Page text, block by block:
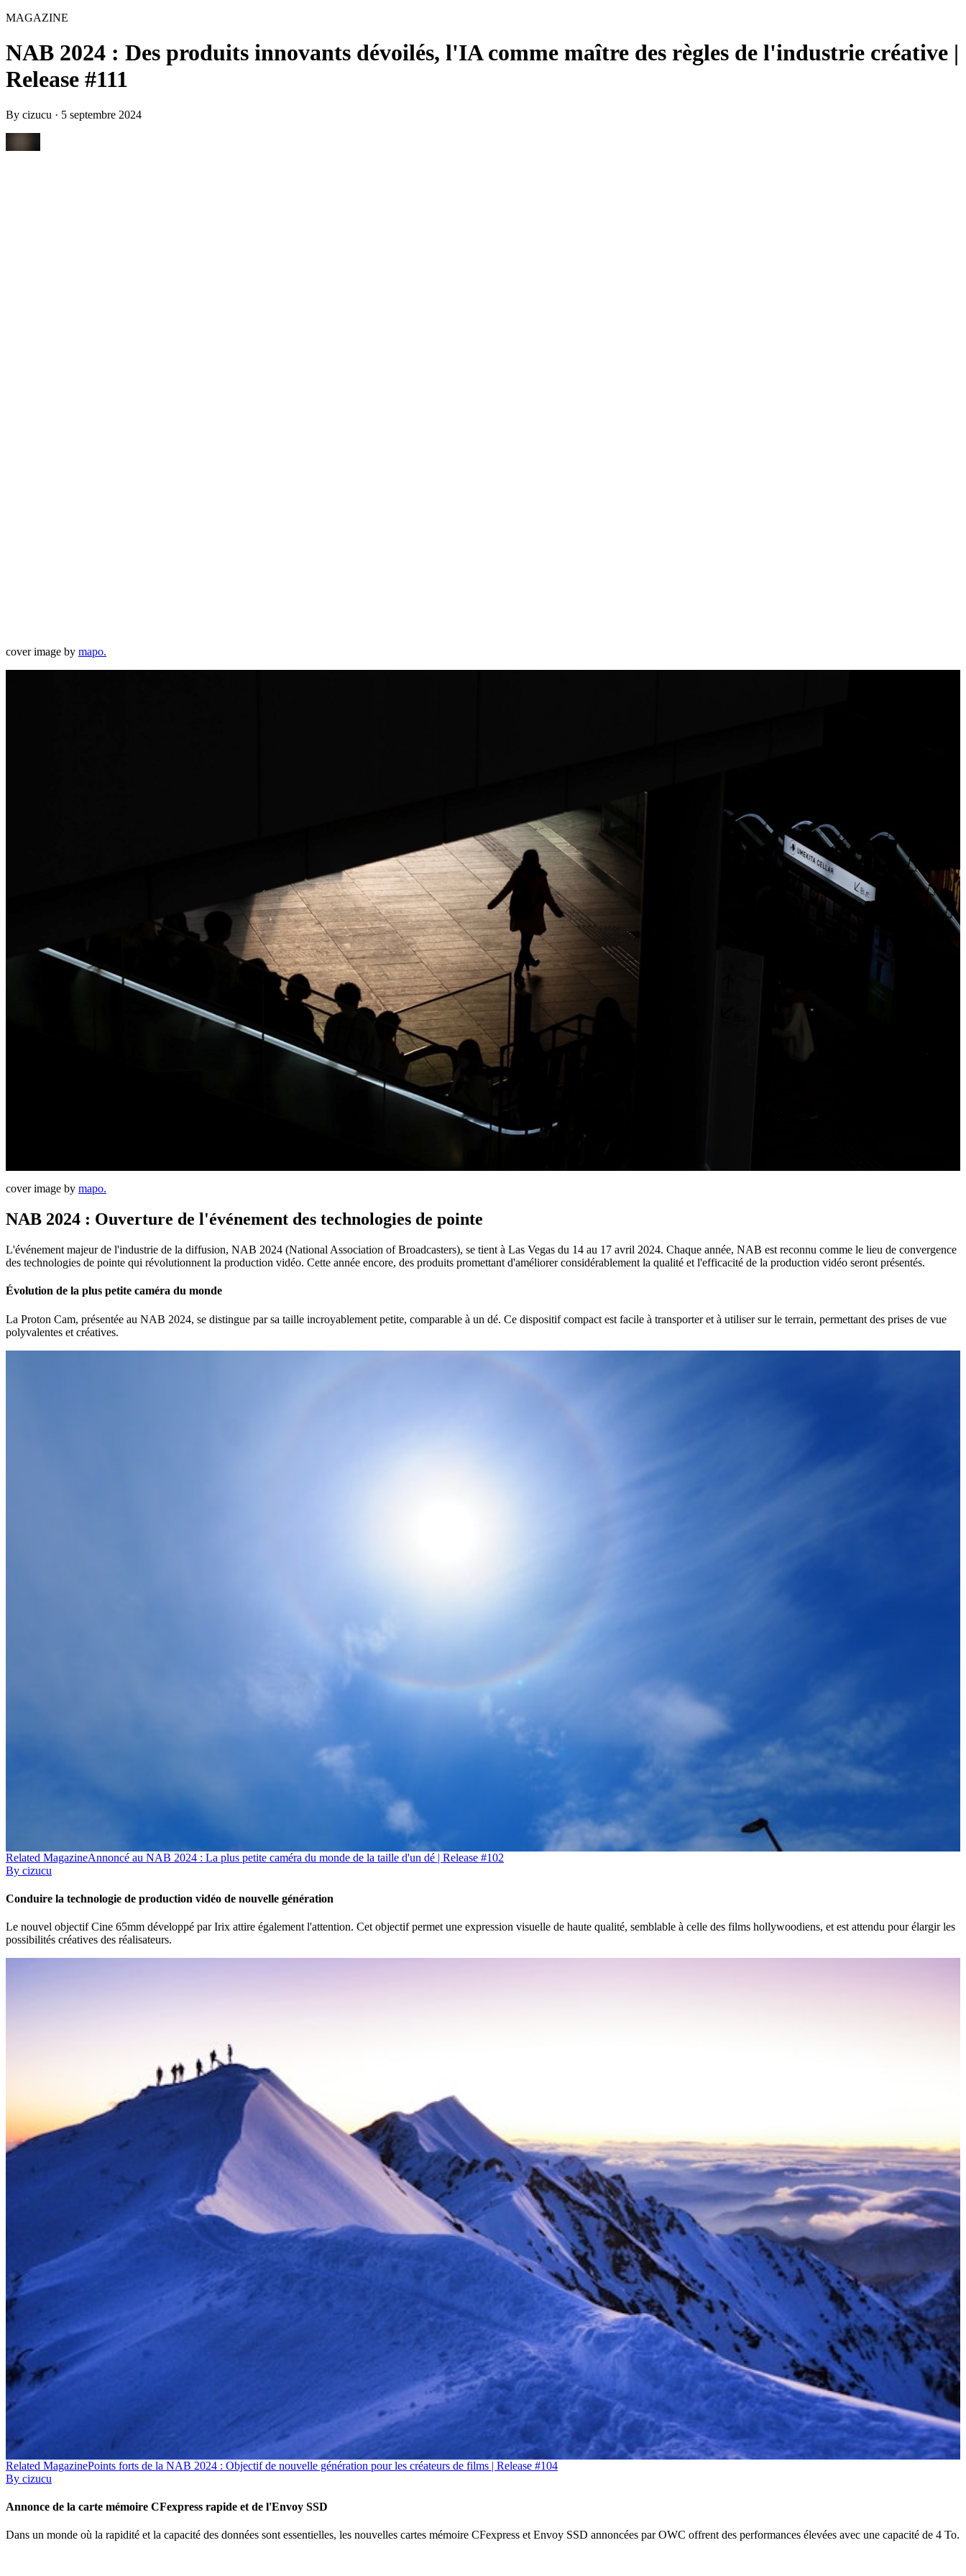
MAGAZINE
NAB 2024 : Des produits innovants dévoilés, l'IA comme maître des règles de l'industrie créative |
Release #111
By cizucu · 5 septembre 2024
cover image by mapo.
cover image by mapo.
NAB 2024 : Ouverture de l'événement des technologies de pointe
L'événement majeur de l'industrie de la diffusion, NAB 2024 (National Association of Broadcasters), se tient à Las Vegas du 14 au 17 avril 2024. Chaque année, NAB est reconnu comme le lieu de convergence
des technologies de pointe qui révolutionnent la production vidéo. Cette année encore, des produits promettant d'améliorer considérablement la qualité et l'efficacité de la production vidéo seront présentés.
Évolution de la plus petite caméra du monde
La Proton Cam, présentée au NAB 2024, se distingue par sa taille incroyablement petite, comparable à un dé. Ce dispositif compact est facile à transporter et à utiliser sur le terrain, permettant des prises de vue
polyvalentes et créatives.
Related MagazineAnnoncé au NAB 2024 : La plus petite caméra du monde de la taille d'un dé | Release #102
By cizucu
Conduire la technologie de production vidéo de nouvelle génération
Le nouvel objectif Cine 65mm développé par Irix attire également l'attention. Cet objectif permet une expression visuelle de haute qualité, semblable à celle des films hollywoodiens, et est attendu pour élargir les
possibilités créatives des réalisateurs.
Related MagazinePoints forts de la NAB 2024 : Objectif de nouvelle génération pour les créateurs de films | Release #104
By cizucu
Annonce de la carte mémoire CFexpress rapide et de l'Envoy SSD
Dans un monde où la rapidité et la capacité des données sont essentielles, les nouvelles cartes mémoire CFexpress et Envoy SSD annoncées par OWC offrent des performances élevées avec une capacité de 4 To.